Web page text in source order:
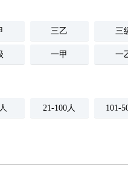
三乙 三
一甲 一
21-100人 101-